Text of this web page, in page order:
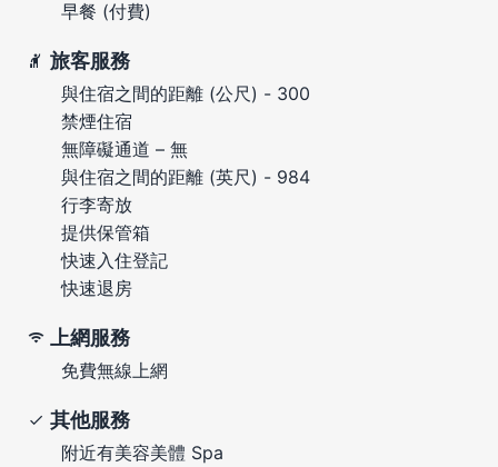
早餐 (付費)
旅客服務
與住宿之間的距離 (公尺) - 300
禁煙住宿
無障礙通道 – 無
與住宿之間的距離 (英尺) - 984
行李寄放
提供保管箱
快速入住登記
快速退房
上網服務
免費無線上網
其他服務
附近有美容美體 Spa